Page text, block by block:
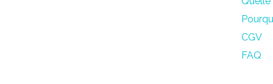
CGV
FAQ